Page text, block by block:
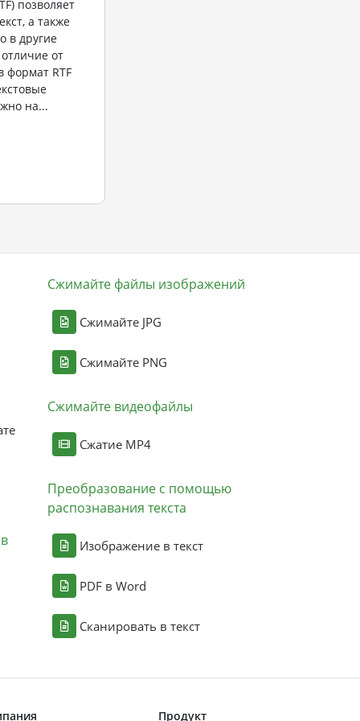
позволяет
а также
в другие
от
формат RTF
на...
Сжимайте файлы изображений
Сжимайте JPG
Сжимайте PNG
Сжимайте видеофайлы
Сжатие MP4
Преобразование с помощью
распознавания текста
Изображение в текст
PDF в Word
Сканировать в текст
Продукт